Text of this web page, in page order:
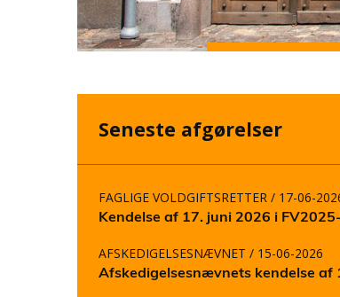
Seneste afgørelser
FAGLIGE VOLDGIFTSRETTER / 17-06-
Kendelse af 17. juni 2026 i
AFSKEDIGELSESNÆVNET / 15-06-2026
Afskedigelsesnævnets kendelse